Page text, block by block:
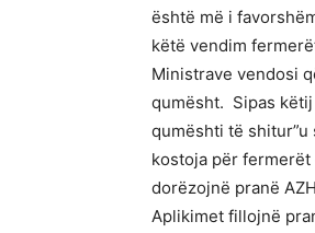
është më i
këtë vendim
Ministrave vendosi
qumësht. Sipas
qumështi të
kostoja për
dorëzojnë pranë
Aplikimet fillojnë